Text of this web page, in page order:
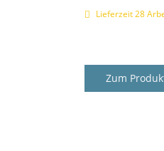
Lieferzeit 28
Zum